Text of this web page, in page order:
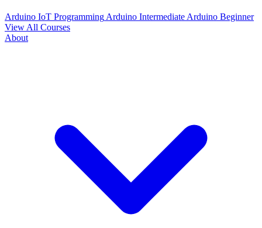
Arduino IoT Programming Arduino Intermediate Arduino Beginner
View All Courses
About